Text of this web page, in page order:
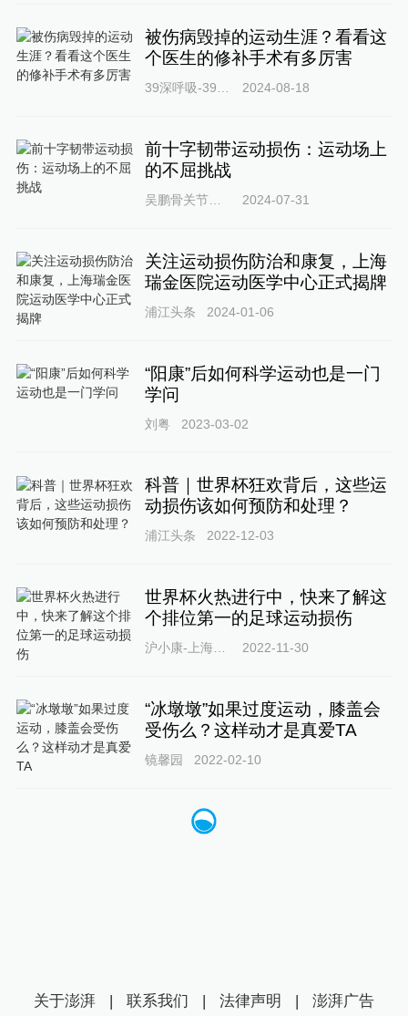
被伤病毁掉的运动生涯？看看这
个医生的修补手术有多厉害
2024-08-18
前十字韧带运动损伤：运动场上
的不屈挑战
吴鹏骨关节与关节镜 2024-07-31
关注运动损伤防治和康复，上海
瑞金医院运动医学中心正式揭牌
浦江头条 2024-01-06
“阳康”后如何科学运动也是一门
学问
刘粤 2023-03-02
科普｜世界杯狂欢背后，这些运
动损伤该如何预防和处理？
浦江头条 2022-12-03
世界杯火热进行中，快来了解这
个排位第一的足球运动损伤
沪小康-上海健康科普资源库 2022-11-30
“冰墩墩”如果过度运动，膝盖会
受伤么？这样动才是真爱TA
镜馨园 2022-02-10
关于澎湃 | 联系我们 | 法律声明 | 澎湃广告